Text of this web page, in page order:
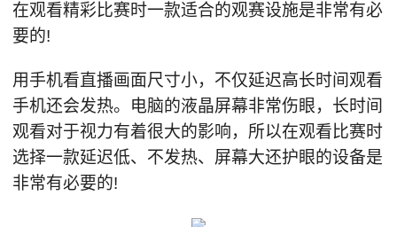
在观看精彩比赛时一款适合的观赛设施是非常有必
要的!
用手机看直播画面尺寸小，不仅延迟高长时间观看
手机还会发热。电脑的液晶屏幕非常伤眼，长时间
观看对于视力有着很大的影响，所以在观看比赛时
选择一款延迟低、不发热、屏幕大还护眼的设备是
非常有必要的!